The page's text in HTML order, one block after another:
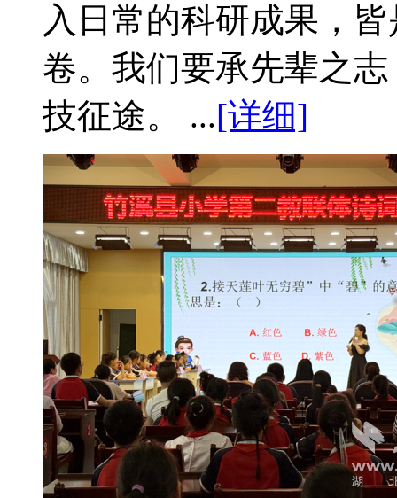
入日常的科研成果，
卷。我们要承先辈之
技征途。 ...[详细]